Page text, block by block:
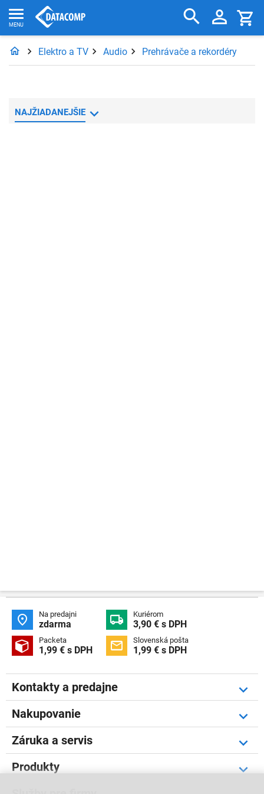
Elektro a TV Audio Prehrávače a rekordéry
NAJŽIADANEJŠIE
 Na predajni
zdarma  Kuriérom
3,90 € s DPH
 Packeta
1,99 € s DPH  Slovenská pošta
1,99 € s DPH
Kontakty a predajne
Nakupovanie
Záruka a servis
Produkty